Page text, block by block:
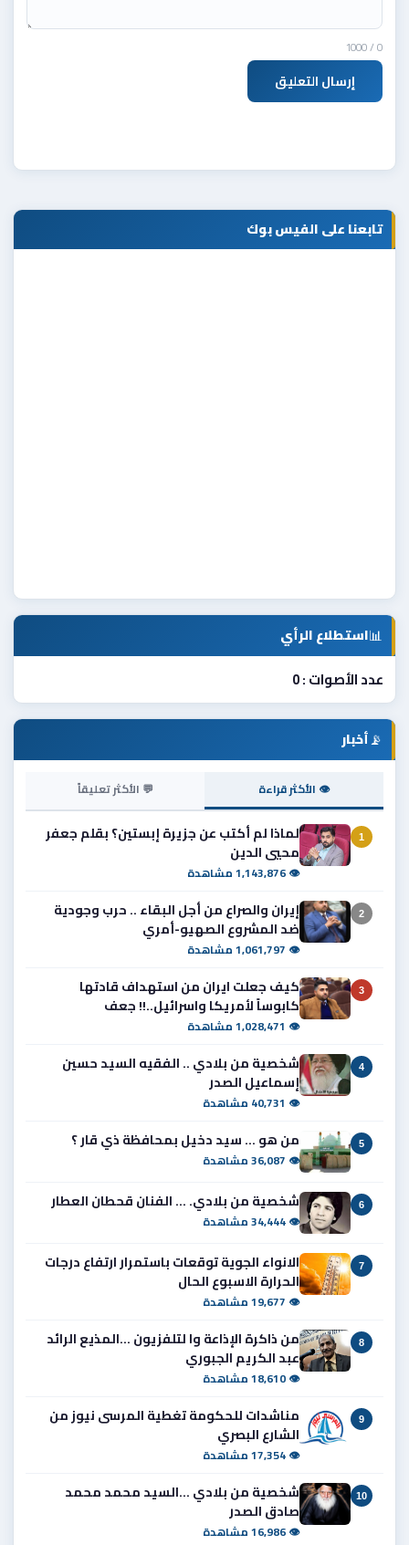
0
/ 1000
إرسال التعليق
تابعنا على الفيس بوك
📊استطلاع الرأي
عدد الأصوات : 0
📡أخبار
👁 الأكثر قراءة 💬 الأكثر تعليقاً
1
لماذا لم أكتب عن جزيرة إبستين؟ بقلم جعفر
محيي الدين
👁 1,143,876 مشاهدة
2
إيران والصراع من أجل البقاء .. حرب وجودية
ضد المشروع الصهيو-أمري
👁 1,061,797 مشاهدة
3
كيف جعلت ايران من استهداف قادتها
كابوساً لأمريكا واسرائيل..!! جعف
👁 1,028,471 مشاهدة
4
شخصية من بلادي .. الفقيه السيد حسين
إسماعيل الصدر
👁 40,731 مشاهدة
5 من هو ... سيد دخيل بمحافظة ذي قار ؟
👁 36,087 مشاهدة
6 شخصية من بلادي. ... الفنان قحطان العطار
👁 34,444 مشاهدة
7
الانواء الجوية توقعات باستمرار ارتفاع درجات
الحرارة الاسبوع الحال
👁 19,677 مشاهدة
8
من ذاكرة الإذاعة وا لتلفزيون ...المذيع الرائد
عبد الكريم الجبوري
👁 18,610 مشاهدة
9
مناشدات للحكومة تغطية المرسى نيوز من
الشارع البصري
👁 17,354 مشاهدة
10
شخصية من بلادي ...السيد محمد محمد
صادق الصدر
👁 16,986 مشاهدة